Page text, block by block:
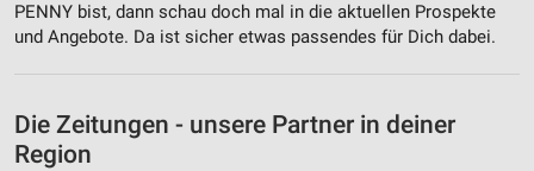
PENNY bist, dann schau doch mal in die aktuellen Prospekte
und Angebote. Da ist sicher etwas passendes für Dich dabei.
Die Zeitungen - unsere Partner in deiner
Region